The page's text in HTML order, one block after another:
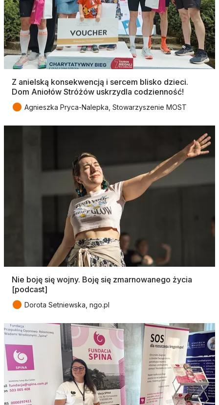
Z anielską konsekwencją i sercem blisko dzieci.
Dom Aniołów Stróżów uskrzydla codzienność!
● Agnieszka Pryca-Nalepka, Stowarzyszenie MOST
Nie boję się wojny. Boję się zmarnowanego życia
[podcast]
● Dorota Setniewska, ngo.pl